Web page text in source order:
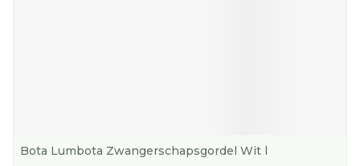
Bota Lumbota Zwangerschapsgordel Wit l